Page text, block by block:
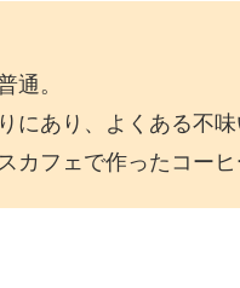
通。
にあり、よくある不
カフェで作ったコー